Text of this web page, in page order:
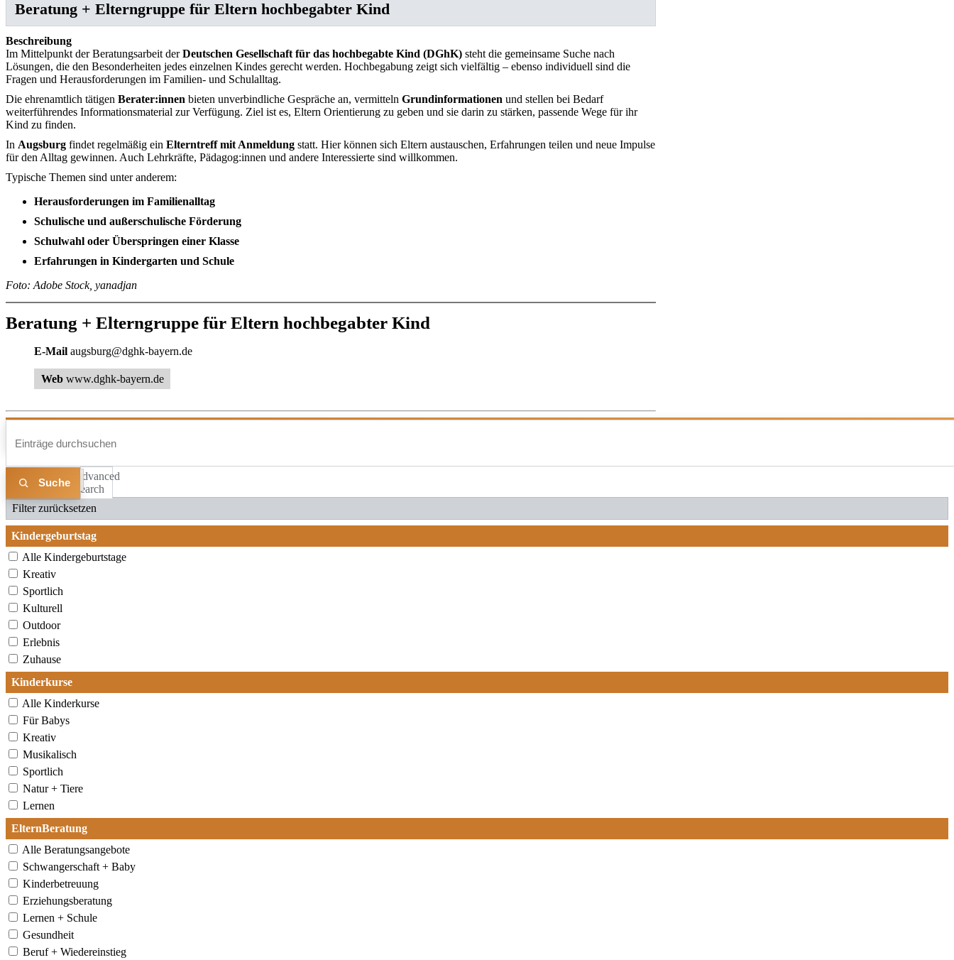
Beratung + Eltern­gruppe für Eltern hoch­be­gabter Kind
Beschreibung
Im Mittelpunkt der Beratungsarbeit derDeutschen Gesellschaft für das hochbegabte Kind (DGhK) steht die gemeinsame Suche nach
Lösungen, die den Besonderheiten jedes einzelnen Kindes gerecht werden. Hochbegabung zeigt sich vielfältig – ebenso individuell sind die
Fragen und Herausforderungen im Familien- und Schulalltag.
Die ehrenamtlich tätigen Berater:innen bieten unverbindliche Gespräche an, vermitteln Grundinformationen und stellen bei Bedarf
weiterführendes Informationsmaterial zur Verfügung. Ziel ist es, Eltern Orientierung zu geben und sie darin zu stärken, passende Wege für ihr
Kind zu finden.
In Augsburg findet regelmäßig ein Elterntreff mit Anmeldung statt. Hier können sich Eltern austauschen, Erfahrungen teilen und neue Impulse
für den Alltag gewinnen. Auch Lehrkräfte, Pädagog:innen und andere Interessierte sind willkommen.
Typische Themen sind unter anderem:
Herausforderungen im Familienalltag
Schulische und außerschulische Förderung
Schulwahl oder Überspringen einer Klasse
Erfahrungen in Kindergarten und Schule
Foto: Adobe Stock, yanadjan
Beratung + Eltern­gruppe für Eltern hoch­be­gabter Kind
E-Mail augsburg@dghk-bayern.de
Web www.dghk-bayern.de
Advanced
Search
Liste Karte
Filter zurücksetzen
Kindergeburtstag
Alle Kindergeburtstage
Kreativ
Sportlich
Kulturell
Outdoor
Erlebnis
Zuhause
Kinderkurse
Alle Kinderkurse
Für Babys
Kreativ
Musikalisch
Sportlich
Natur + Tiere
Lernen
ElternBeratung
Alle Beratungsangebote
Schwangerschaft + Baby
Kinderbetreuung
Erziehungsberatung
Lernen + Schule
Gesundheit
Beruf + Wiedereinstieg